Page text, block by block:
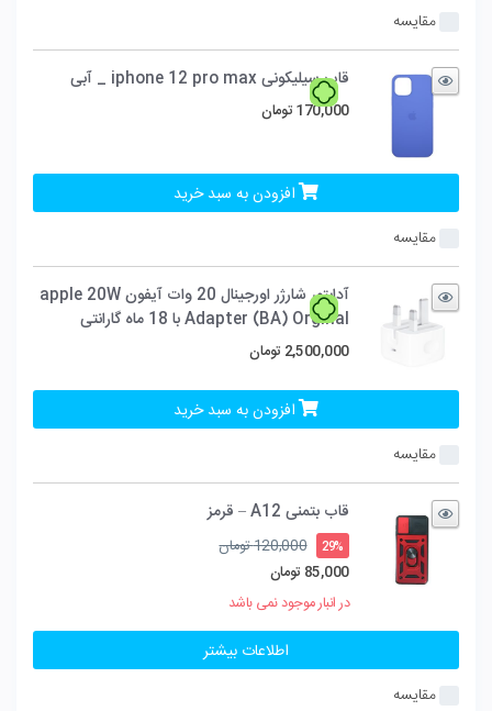
مقایسه
قاب سیلیکونی iphone 12 pro max _ آبی
170,000 تومان
افزودن به سبد خرید
مقایسه
آدابتور شارژر اورجینال 20 وات آیفون apple 20W
Adapter (BA) Orginal با 18 ماه گارانتی
2,500,000 تومان
افزودن به سبد خرید
مقایسه
قاب بتمنی A12 – قرمز
29%
120,000تومانقیمت
85,000 تومان
قیمت
85,000 تومان
است.
در انبار موجود نمی باشد
اطلاعات بیشتر
مقایسه